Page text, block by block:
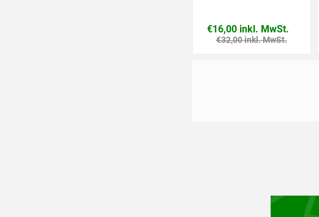
€16,00 inkl. MwSt.
€32,00 inkl. MwSt.
ULTRALIGHT,
ATMUNGSAKTIVE LAUFSOCKE